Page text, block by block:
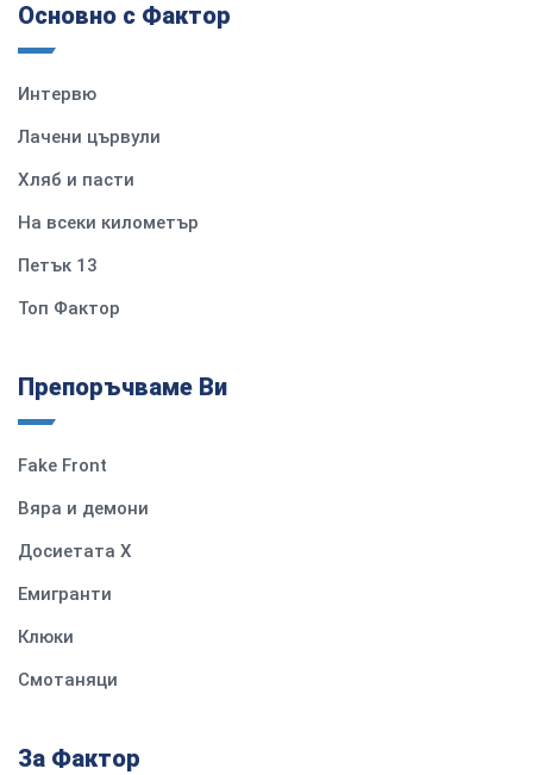
Основно с Фактор
Интервю
Лачени цървули
Хляб и пасти
На всеки километър
Петък 13
Топ Фактор
Препоръчваме Ви
Fake Front
Вяра и демони
Досиетата Х
Емигранти
Клюки
Смотаняци
За Фактор